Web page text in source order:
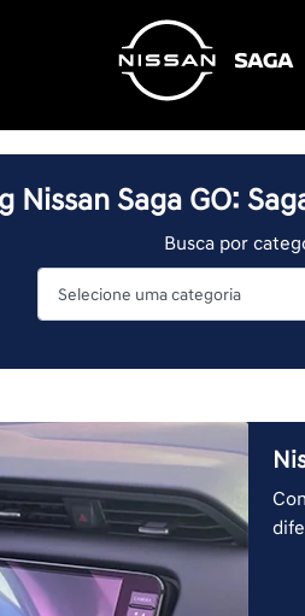
Nissan Saga GO:
Busca por